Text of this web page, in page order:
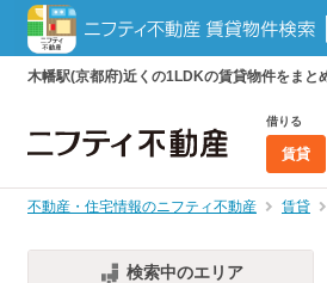
木幡駅(京都府)近くの1LDKの賃貸物件をまと
借りる
賃貸
不動産・住宅情報のニフティ不動産 賃貸
検索中のエリア